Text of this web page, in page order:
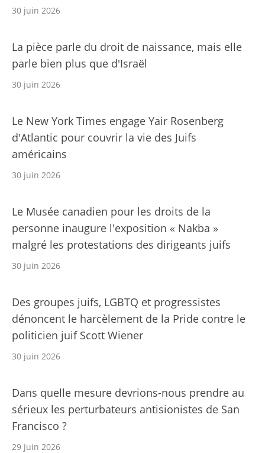
30 juin 2026
La pièce parle du droit de naissance, mais elle
parle bien plus que d'Israël
30 juin 2026
Le New York Times engage Yair Rosenberg
d'Atlantic pour couvrir la vie des Juifs
américains
30 juin 2026
Le Musée canadien pour les droits de la
personne inaugure l'exposition « Nakba »
malgré les protestations des dirigeants juifs
30 juin 2026
Des groupes juifs, LGBTQ et progressistes
dénoncent le harcèlement de la Pride contre le
politicien juif Scott Wiener
30 juin 2026
Dans quelle mesure devrions-nous prendre au
sérieux les perturbateurs antisionistes de San
Francisco ?
29 juin 2026